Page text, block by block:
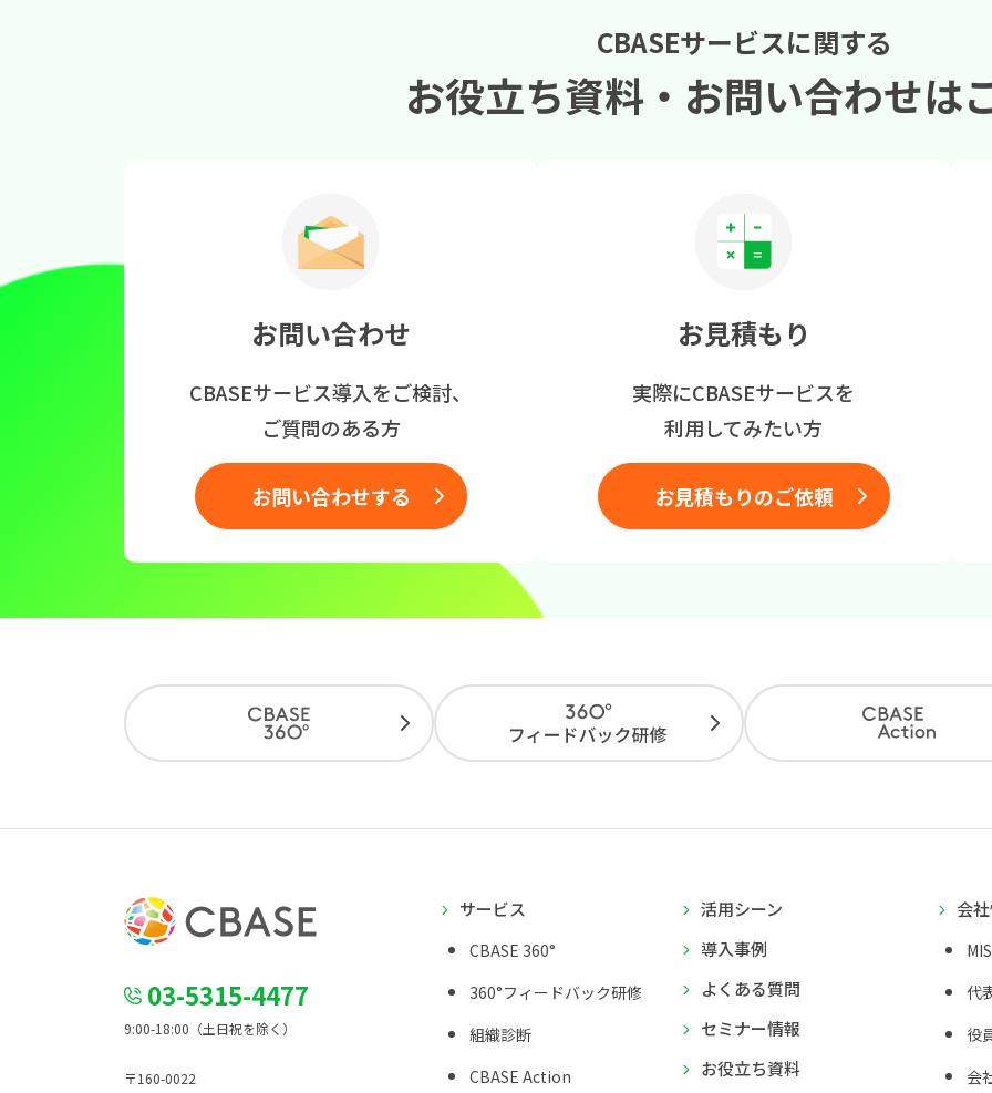
CBASEサービスに関する
お役立ち資料・ お問い合わせは
お問い合わせ
CBASEサービス導入をご検討、
ご質問のある方
お問い合わせする
お見積もり
実際にCBASEサービスを
利用してみたい方
お見積もりのご依頼
サービス
CBASE 360°
360°フィードバック研修
組織診断
CBASE Action
活用シーン
導入事例
よくある質問
セミナー情報
お役立ち資料
会
代
役
会
03-5315-4477
9:00-18:00（土日祝を除く）
〒160-0022